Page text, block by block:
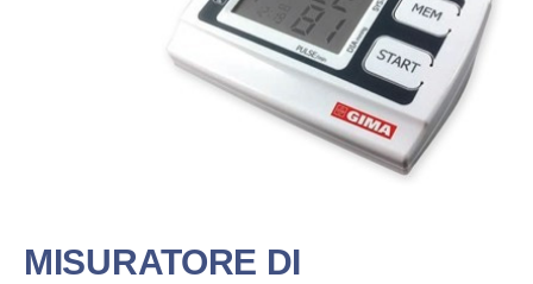
MISURATORE DI